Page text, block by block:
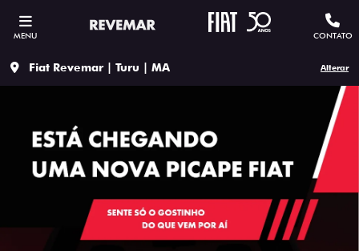
MENU CONTATO
Fiat Revemar | Turu | MA Alterar